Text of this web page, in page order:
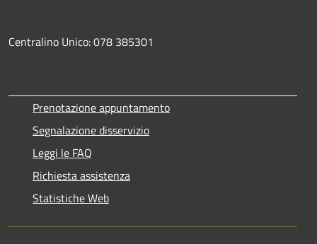
Centralino Unico: 078 385301
Prenotazione appuntamento
Segnalazione disservizio
Leggi le FAQ
Richiesta assistenza
Statistiche Web